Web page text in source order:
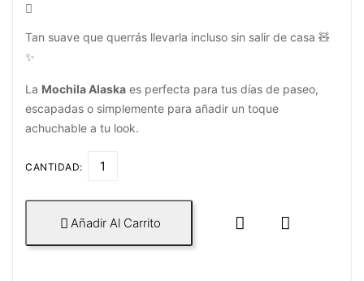

Tan suave que querrás llevarla incluso sin salir de casa 🧸
✨
La Mochila Alaska es perfecta para tus días de paseo,
escapadas o simplemente para añadir un toque
achuchable a tu look.
CANTIDAD:
 Añadir Al Carrito  